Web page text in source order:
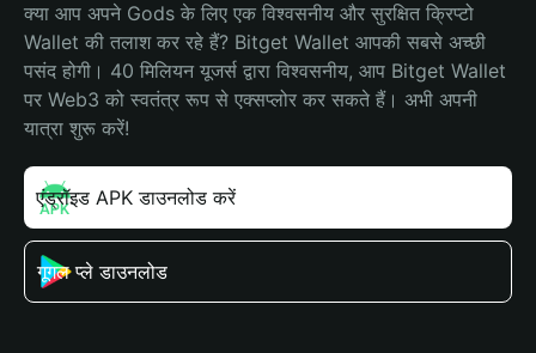
क्या आप अपने Gods के लिए एक विश्वसनीय और सुरक्षित क्रिप्टो
Wallet की तलाश कर रहे हैं? Bitget Wallet आपकी सबसे अच्छी
पसंद होगी। 40 मिलियन यूजर्स द्वारा विश्वसनीय, आप Bitget Wallet
पर Web3 को स्वतंत्र रूप से एक्सप्लोर कर सकते हैं। अभी अपनी
यात्रा शुरू करें!
एंड्रॉइड APK डाउनलोड करें
गूगल प्ले डाउनलोड